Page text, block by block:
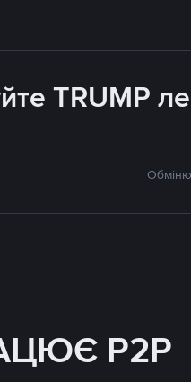
TRUMP
P2P